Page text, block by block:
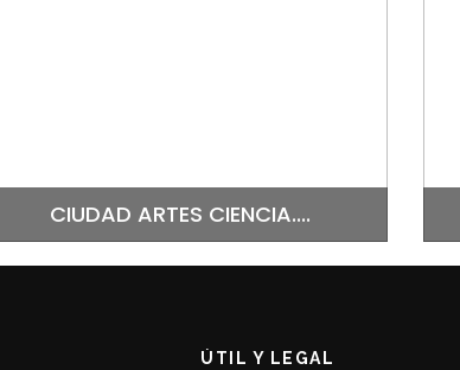
CIUDAD ARTES CIENCIA....
ÚTIL Y LEGAL